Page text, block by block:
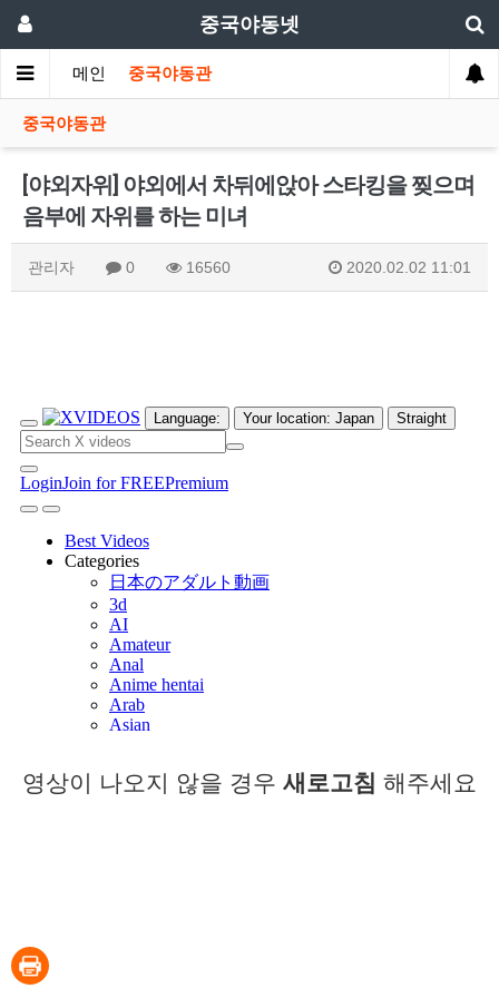
중국야동넷
메인 중국야동관
중국야동관
[야외자위] 야외에서 차뒤에앉아 스타킹을 찢으며
음부에 자위를 하는 미녀
관리자 0 16560 2020.02.02 11:01
영상이 나오지 않을 경우 새로고침 해주세요